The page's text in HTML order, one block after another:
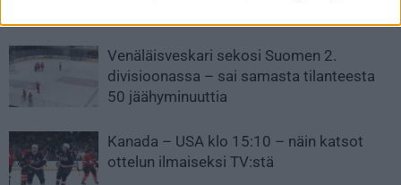
Venäläisveskari sekosi Suomen 2.
divisioonassa – sai samasta tilanteesta
50 jäähyminuuttia
Kanada – USA klo 15:10 – näin katsot
ottelun ilmaiseksi TV:stä